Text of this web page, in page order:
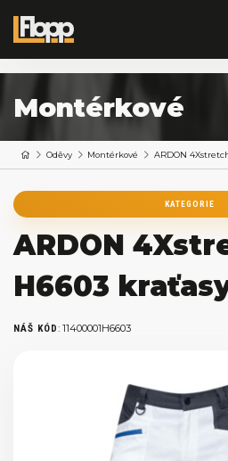
Montérkové
Oděvy Montérkové ARDON
KATEGORIE
ARDON
H6603
NÁŠ KÓD: 11400001H6603